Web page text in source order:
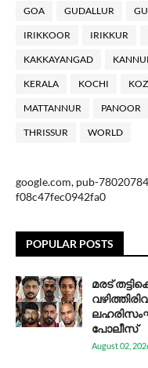
GOA GUDALLUR
IRIKKOOR IRIKKUR
KAKKAYANGAD
KERALA KOCHI
MATTANNUR PANOOR
THRISSUR WORLD
google.com, pub-
f08c47fec0942fa0
POPULAR POSTS
മരട്
പോലീസ്
August 02,